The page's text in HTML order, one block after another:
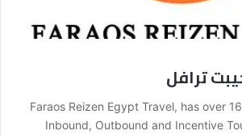
ترافل
Faraos Reizen Egypt Travel, has over
Inbound, Outbound and Incentive